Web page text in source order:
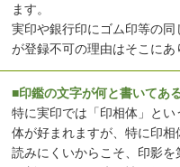
ます。
実印や銀行印にゴム印等の
が登録不可の理由はそこにあ
■印鑑の文字が何と書いてあ
特に実印では「印相体」と
体が好まれますが、特に印相
読みにくいからこそ、印影